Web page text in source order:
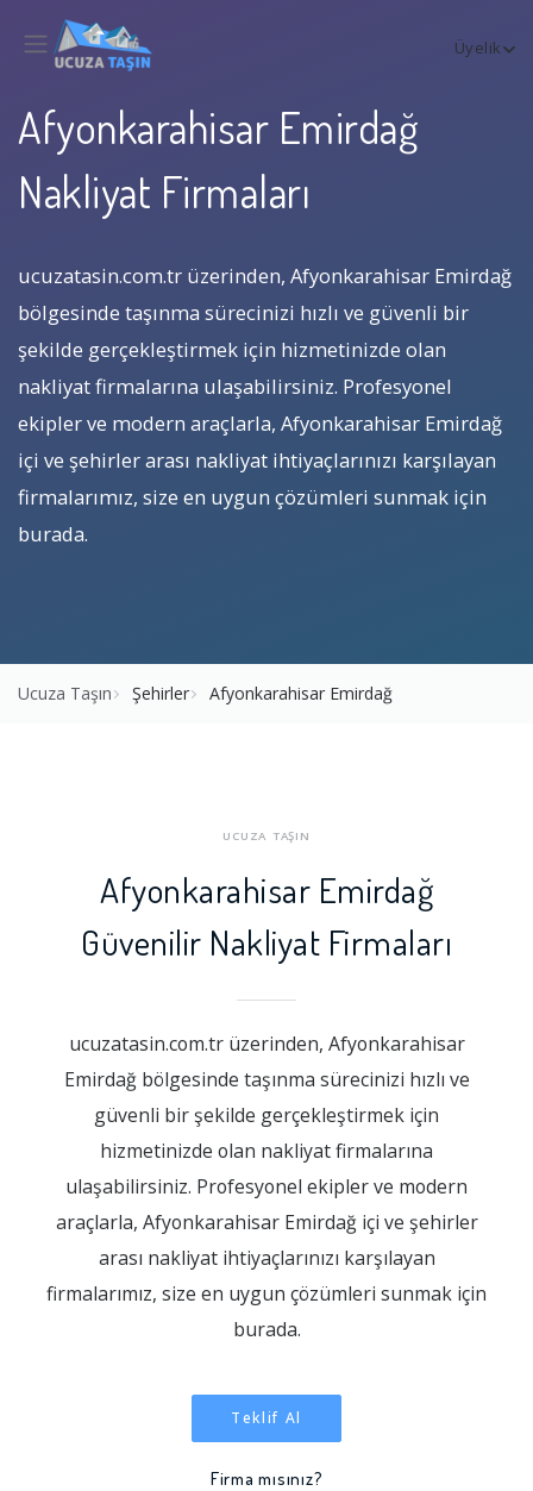
Üyelik
Afyonkarahisar Emirdağ
Nakliyat Firmaları
ucuzatasin.com.tr üzerinden, Afyonkarahisar Emirdağ
bölgesinde taşınma sürecinizi hızlı ve güvenli bir
şekilde gerçekleştirmek için hizmetinizde olan
nakliyat firmalarına ulaşabilirsiniz. Profesyonel
ekipler ve modern araçlarla, Afyonkarahisar Emirdağ
içi ve şehirler arası nakliyat ihtiyaçlarınızı karşılayan
firmalarımız, size en uygun çözümleri sunmak için
burada.
Ucuza Taşın Şehirler Afyonkarahisar Emirdağ
UCUZA TAŞIN
Afyonkarahisar Emirdağ
Güvenilir Nakliyat Firmaları
ucuzatasin.com.tr üzerinden, Afyonkarahisar
Emirdağ bölgesinde taşınma sürecinizi hızlı ve
güvenli bir şekilde gerçekleştirmek için
hizmetinizde olan nakliyat firmalarına
ulaşabilirsiniz. Profesyonel ekipler ve modern
araçlarla, Afyonkarahisar Emirdağ içi ve şehirler
arası nakliyat ihtiyaçlarınızı karşılayan
firmalarımız, size en uygun çözümleri sunmak için
burada.
Teklif Al
Firma mısınız?